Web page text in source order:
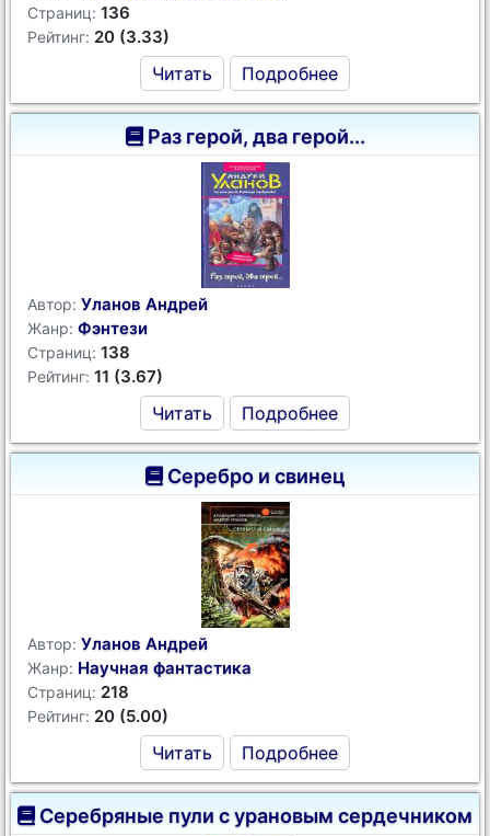
Страниц: 136
Рейтинг: 20 (3.33)
Читать Подробнее
Раз герой, два герой...
Автор: Уланов Андрей
Жанр: Фэнтези
Страниц: 138
Рейтинг: 11 (3.67)
Читать Подробнее
Серебро и свинец
Автор: Уланов Андрей
Жанр: Научная фантастика
Страниц: 218
Рейтинг: 20 (5.00)
Читать Подробнее
Серебряные пули с урановым сердечником